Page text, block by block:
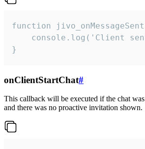
function
console.log('Client
}
onClientStartChat#
This callback will be executed if the chat
and there was no proactive invitation shown.